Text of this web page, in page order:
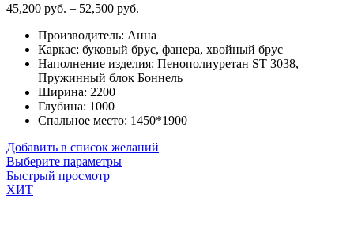
45,200 руб. – 52,500 руб.
45,200
руб.
–
52,500
Производитель: Анна
Каркас: буковый брус, фанера, хвойный брус
Наполнение изделия: Пенополиуретан ST 3038,
Пружинный блок Боннель
Ширина: 2200
Глубина: 1000
Спальное место: 1450*1900
Добавить в список желаний
Выберите параметрыЭтот
Быстрый просмотр
ХИТ